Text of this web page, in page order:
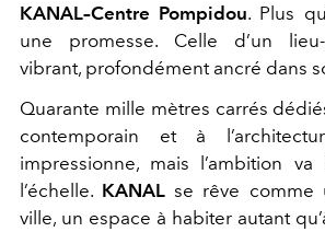
KANAL–Centre Pompidou. Plus
une promesse. Celle d’un
vibrant, profondément ancré dans
Quarante mille mètres carrés
contemporain et à
impressionne, mais l’ambition
l’échelle. KANAL se rêve comme
ville, un espace à habiter autant